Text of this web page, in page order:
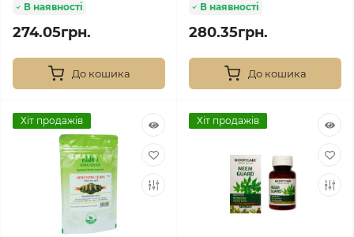
В наявності
274.05грн.
До кошика
В наявності
280.35грн.
До кошика
Хіт продажів Хіт продажів